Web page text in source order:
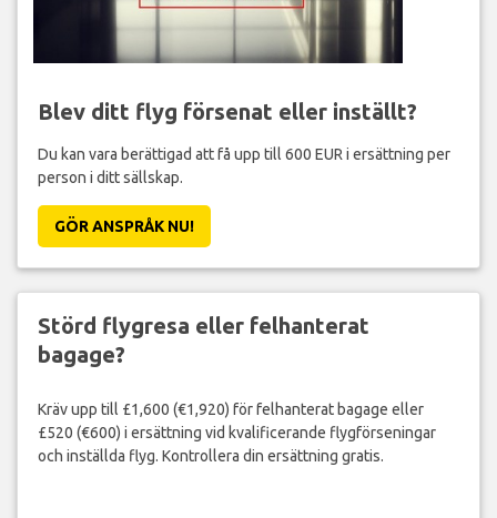
Blev ditt flyg försenat eller inställt?
Du kan vara berättigad att få upp till 600 EUR i ersättning per
person i ditt sällskap.
GÖR ANSPRÅK NU!
Störd flygresa eller felhanterat
bagage?
Kräv upp till £1,600 (€1,920) för felhanterat bagage eller
£520 (€600) i ersättning vid kvalificerande flygförseningar
och inställda flyg. Kontrollera din ersättning gratis.